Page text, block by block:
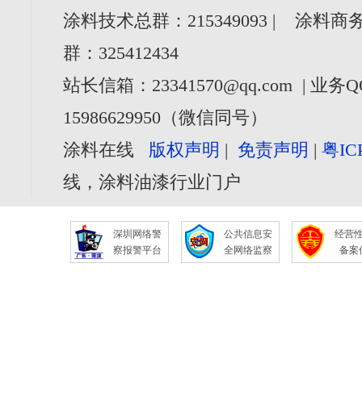
涂料技术总群：215349093 | 涂料商
群：325412434
站长信箱：23341570@qq.com | 业务
15986629950（微信同号）
涂料在线 版权声明 | 免责声明 |粤
线，涂料油漆行业门户
深圳网络警
察报警平台
公共信息安
全网络监察
经营
备案